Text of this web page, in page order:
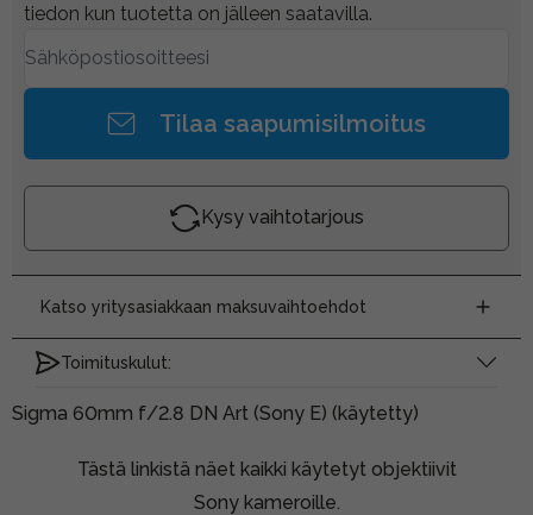
tiedon kun tuotetta on jälleen saatavilla.
Tilaa saapumisilmoitus
Kysy vaihtotarjous
Katso yritysasiakkaan maksuvaihtoehdot
Toimituskulut:
Sigma 60mm f/2.8 DN Art (Sony E) (käytetty)
Tästä linkistä näet kaikki käytetyt objektiivit
Sony kameroille.